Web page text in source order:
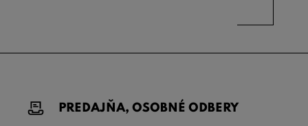
PREDAJŇA, OSOBNÉ ODBERY